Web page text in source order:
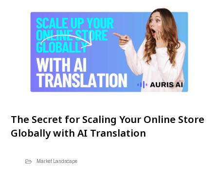
The Secret for Scaling Your Online Store
Globally with AI Translation
Market Landscape